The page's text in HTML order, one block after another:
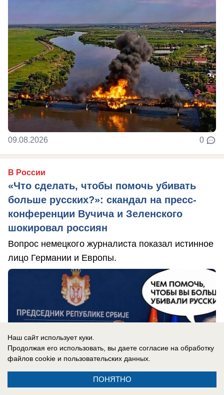
09.08.2026 0
В России
«Что сделать, чтобы помочь убивать
больше русских?»: скандал на пресс-
конференции Вучича и Зеленского
шокировал россиян
Вопрос немецкого журналиста показал истинное
лицо Германии и Европы.
Наш сайт использует куки.
Продолжая его использовать, вы даете согласие на обработку
файлов cookie и пользовательских данных.
ПОНЯТНО